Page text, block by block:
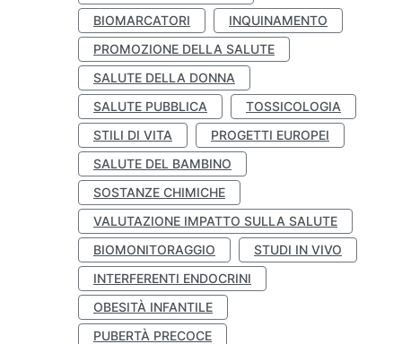
BIOMARCATORI
INQUINAMENTO
PROMOZIONE DELLA SALUTE
SALUTE DELLA DONNA
SALUTE PUBBLICA
TOSSICOLOGIA
STILI DI VITA
PROGETTI EUROPEI
SALUTE DEL BAMBINO
SOSTANZE CHIMICHE
VALUTAZIONE IMPATTO SULLA SALUTE
BIOMONITORAGGIO
STUDI IN VIVO
INTERFERENTI ENDOCRINI
OBESITÀ INFANTILE
PUBERTÀ PRECOCE